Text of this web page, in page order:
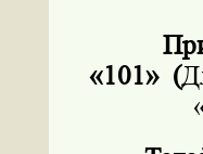
«101» (